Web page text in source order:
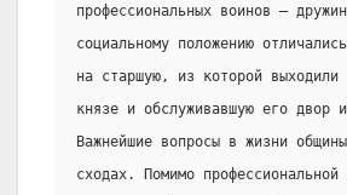
профессиональных воинов —
социальному положению
на старшую, из которой
князе и обслуживавшую его двор
Важнейшие вопросы в жизни
сходах. Помимо